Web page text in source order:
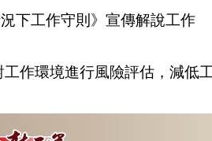
下工作守則》宣傳解說工作
作環境進行風險評估，減低